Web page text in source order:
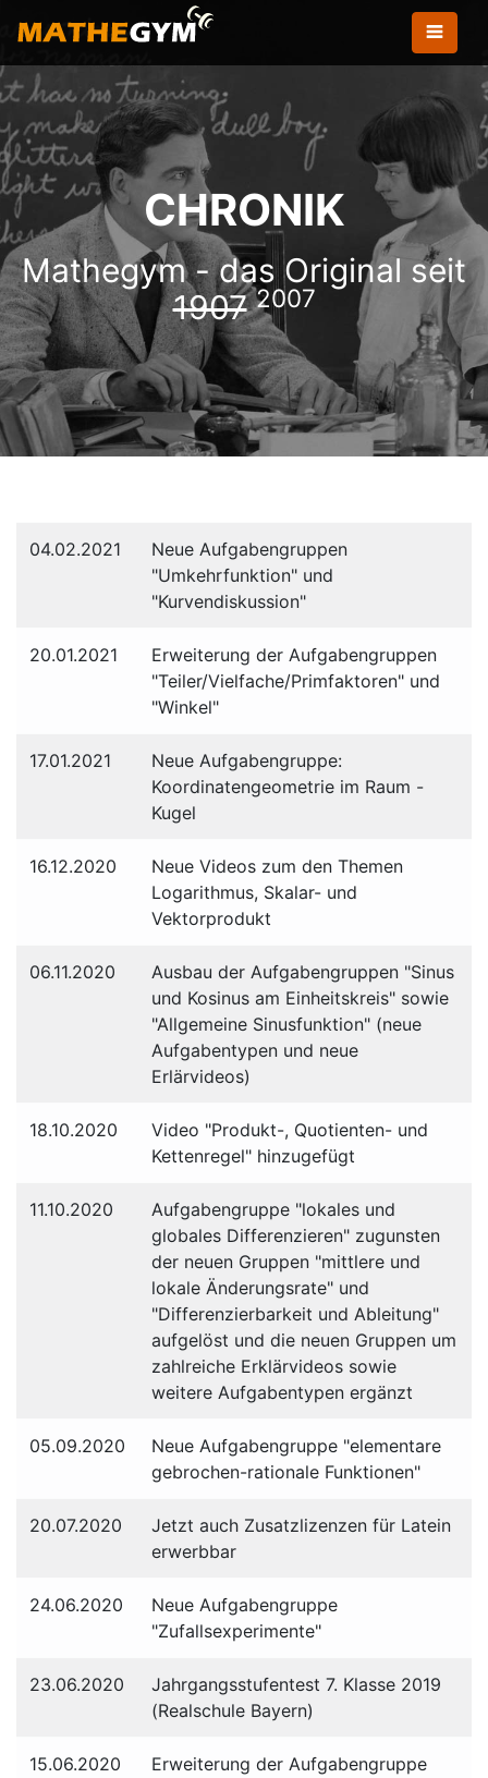
CHRONIK
Mathegym - das Original seit
1907 2007
04.02.2021
Neue Aufgabengruppen
"Umkehrfunktion" und
"Kurvendiskussion"
20.01.2021
Erweiterung der Aufgabengruppen
"Teiler/Vielfache/Primfaktoren" und
"Winkel"
17.01.2021
Neue Aufgabengruppe:
Koordinatengeometrie im Raum -
Kugel
16.12.2020
Neue Videos zum den Themen
Logarithmus, Skalar- und
Vektorprodukt
06.11.2020
Ausbau der Aufgabengruppen "Sinus
und Kosinus am Einheitskreis" sowie
"Allgemeine Sinusfunktion" (neue
Aufgabentypen und neue
Erlärvideos)
18.10.2020
Video "Produkt-, Quotienten- und
Kettenregel" hinzugefügt
11.10.2020
Aufgabengruppe "lokales und
globales Differenzieren" zugunsten
der neuen Gruppen "mittlere und
lokale Änderungsrate" und
"Differenzierbarkeit und Ableitung"
aufgelöst und die neuen Gruppen um
zahlreiche Erklärvideos sowie
weitere Aufgabentypen ergänzt
05.09.2020
Neue Aufgabengruppe "elementare
gebrochen-rationale Funktionen"
20.07.2020
Jetzt auch Zusatzlizenzen für Latein
erwerbbar
24.06.2020
Neue Aufgabengruppe
"Zufallsexperimente"
23.06.2020
Jahrgangsstufentest 7. Klasse 2019
(Realschule Bayern)
15.06.2020
Erweiterung der Aufgabengruppe